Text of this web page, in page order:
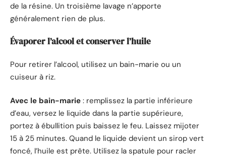
de la résine. Un troisième lavage n’apporte
généralement rien de plus.
Évaporer l’alcool et conserver l’huile
Pour retirer l’alcool, utilisez un bain-marie ou un
cuiseur à riz.
Avec le bain-marie : remplissez la partie inférieure
d’eau, versez le liquide dans la partie supérieure,
portez à ébullition puis baissez le feu. Laissez mijoter
15 à 25 minutes. Quand le liquide devient un sirop vert
foncé, l’huile est prête. Utilisez la spatule pour racler